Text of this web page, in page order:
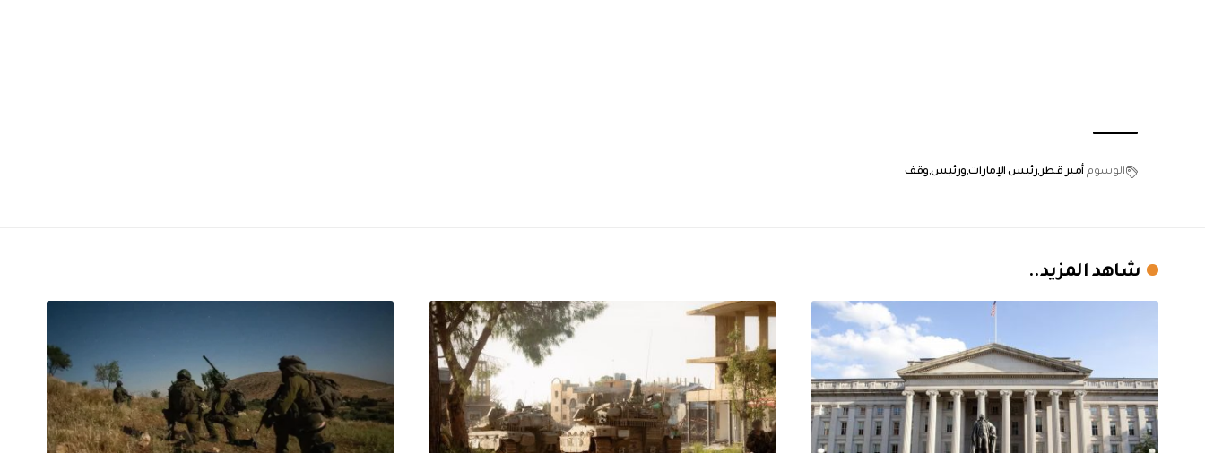
الوسوم أمير قطررئيس الإمارات ورئيس وقف
شاهد المزيد..